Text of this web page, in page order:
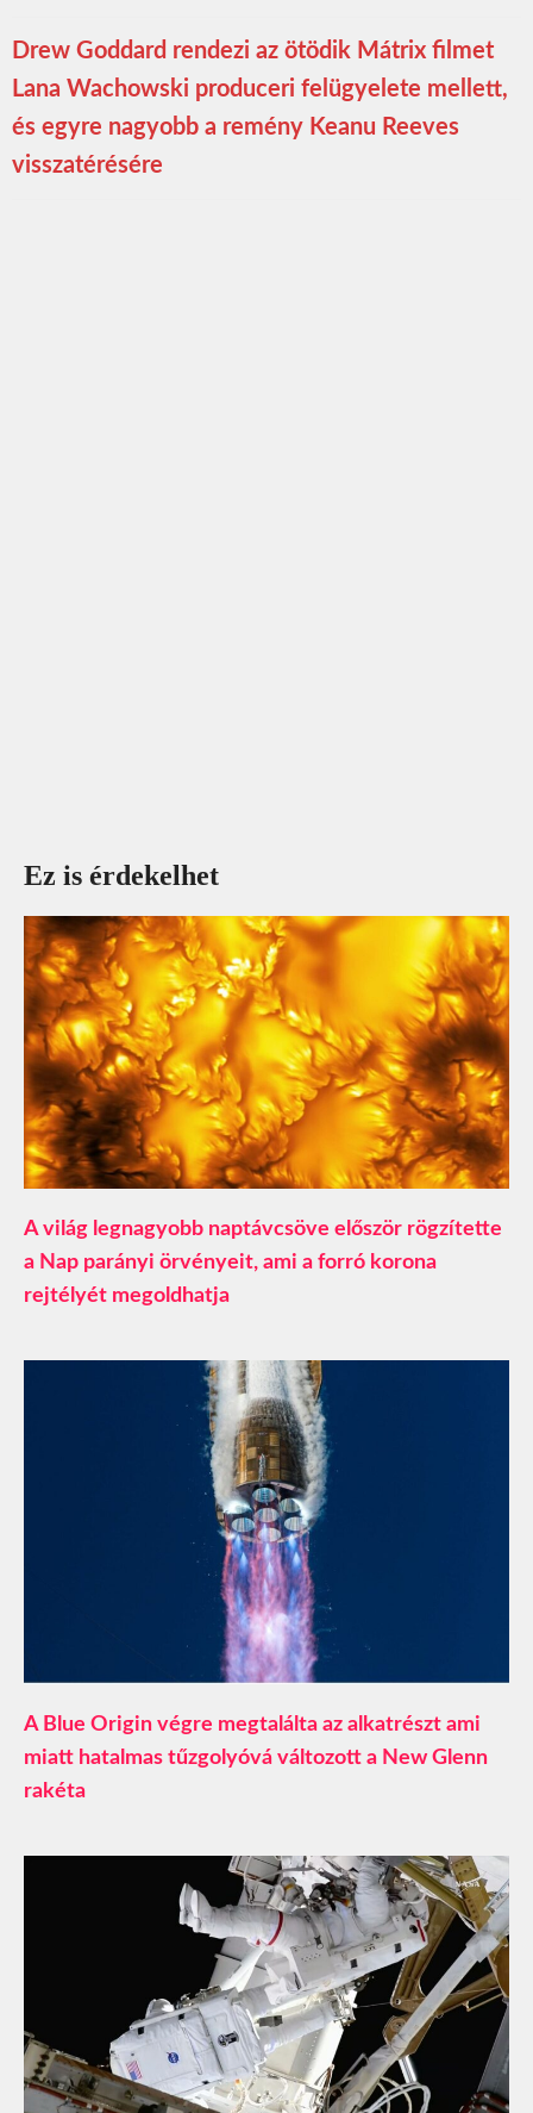
Drew Goddard rendezi az ötödik Mátrix filmet
Lana Wachowski produceri felügyelete mellett,
és egyre nagyobb a remény Keanu Reeves
visszatérésére
Ez is érdekelhet
A világ legnagyobb naptávcsöve először rögzítette
a Nap parányi örvényeit, ami a forró korona
rejtélyét megoldhatja
A Blue Origin végre megtalálta az alkatrészt ami
miatt hatalmas tűzgolyóvá változott a New Glenn
rakéta